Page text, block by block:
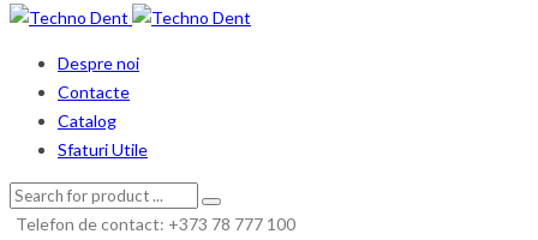
Despre noi
Contacte
Catalog
Sfaturi Utile
Telefon de contact: +373 78 777 100